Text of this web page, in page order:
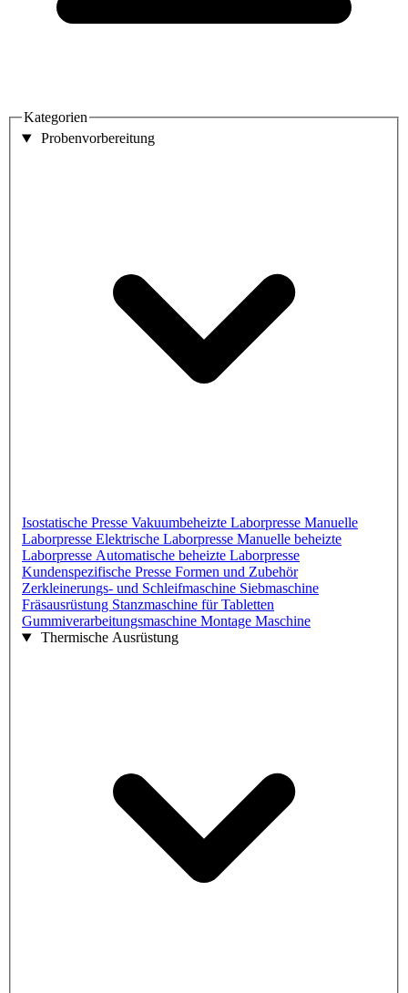
Kategorien
Probenvorbereitung
Isostatische Presse Vakuumbeheizte Laborpresse Manuelle
Laborpresse Elektrische Laborpresse Manuelle beheizte
Laborpresse Automatische beheizte Laborpresse
Kundenspezifische Presse Formen und Zubehör
Zerkleinerungs- und Schleifmaschine Siebmaschine
Fräsausrüstung Stanzmaschine für Tabletten
Gummiverarbeitungsmaschine Montage Maschine
Thermische Ausrüstung